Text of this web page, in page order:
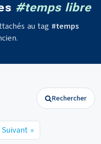
#temps libre
au tag #temps
Rechercher
Suivant »